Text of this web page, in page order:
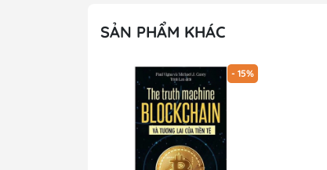
SẢN PHẨM KHÁC
- 15%